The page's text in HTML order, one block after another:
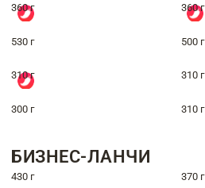
360 г 360 г
530 г 500 г
310 г 310 г
300 г 310 г
БИЗНЕС-ЛАНЧИ
430 г 370 г